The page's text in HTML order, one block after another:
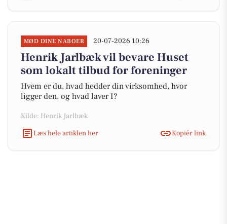
MØD DINE NABOER 20-07-2026 10:26
Henrik Jarlbæk vil bevare Huset
som lokalt tilbud for foreninger
Hvem er du, hvad hedder din virksomhed, hvor
ligger den, og hvad laver I?
Kilde: Henrik Jarlbæk
Læs hele artiklen her
Kopiér link